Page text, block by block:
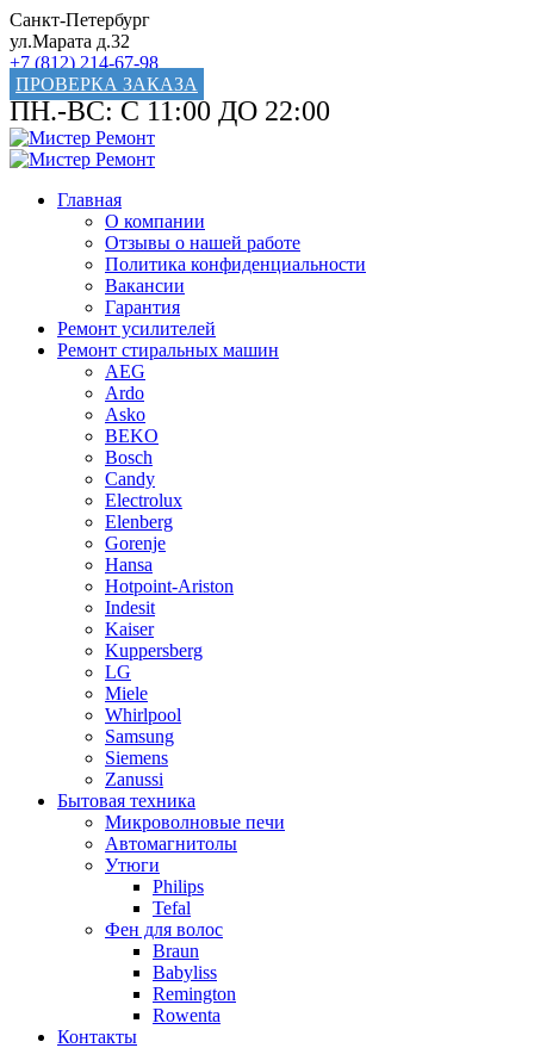
Санкт-Петербург
ул.Марата д.32
+7 (812) 214-67-98
ПРОВЕРКА ЗАКАЗА
ПН.-ВС: С 11:00 ДО 22:00
Главная
О компании
Отзывы о нашей работе
Политика конфиденциальности
Вакансии
Гарантия
Ремонт усилителей
Ремонт стиральных машин
AEG
Ardo
Asko
BEKO
Bosch
Candy
Electrolux
Elenberg
Gorenje
Hansa
Hotpoint-Ariston
Indesit
Kaiser
Kuppersberg
LG
Miele
Whirlpool
Samsung
Siemens
Zanussi
Бытовая техника
Микроволновые печи
Автомагнитолы
Утюги
Philips
Tefal
Фен для волос
Braun
Babyliss
Remington
Rowenta
Контакты